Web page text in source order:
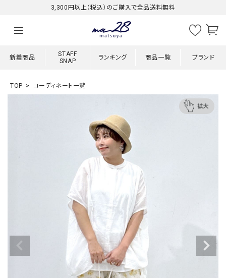
3,300円以上（税込）のご購入で全品送料無料
新着商品
STAFF
SNAP
ランキング 商品一覧 ブランド
TOP コーディネート一覧